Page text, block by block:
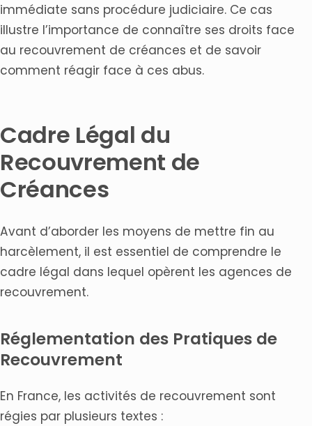
immédiate sans procédure judiciaire. Ce cas
illustre l’importance de connaître ses droits face
au recouvrement de créances et de savoir
comment réagir face à ces abus.
Cadre Légal du
Recouvrement de
Créances
Avant d’aborder les moyens de mettre fin au
harcèlement, il est essentiel de comprendre le
cadre légal dans lequel opèrent les agences de
recouvrement.
Réglementation des Pratiques de
Recouvrement
En France, les activités de recouvrement sont
régies par plusieurs textes :